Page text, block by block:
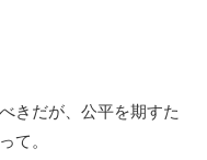
きだが、公平を期すた
て。